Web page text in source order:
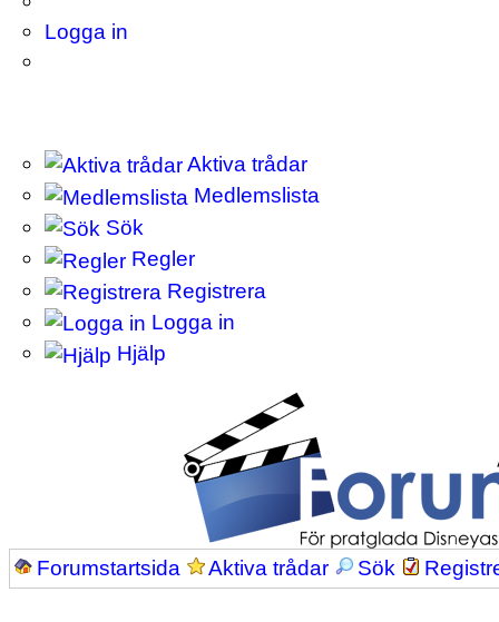
Logga in
Aktiva trådar
Medlemslista
Sök
Regler
Registrera
Logga in
Hjälp
Forumstartsida Aktiva trådar Sök